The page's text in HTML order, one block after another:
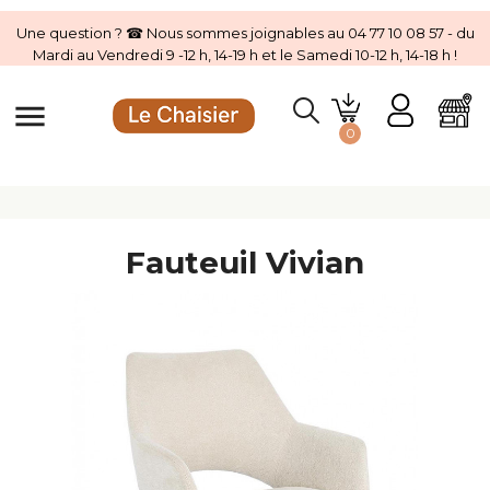
Une question ? ☎ Nous sommes joignables au 04 77 10 08 57 - du
Mardi au Vendredi 9 -12 h, 14-19 h et le Samedi 10-12 h, 14-18 h !
menu 0
Fauteuil Vivian